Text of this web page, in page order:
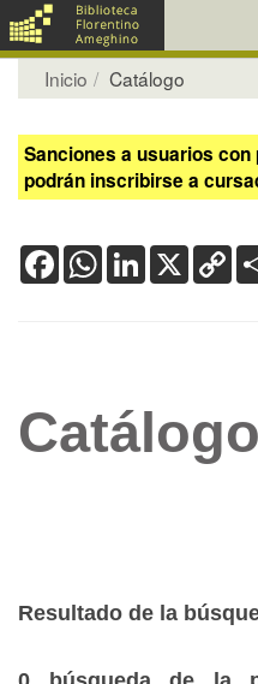
Inicio Catálogo
Sanciones a usuarios
podrán inscribirse a
FacebookWhatsApp
LinkedIn
X
Catálogo
Resultado de la